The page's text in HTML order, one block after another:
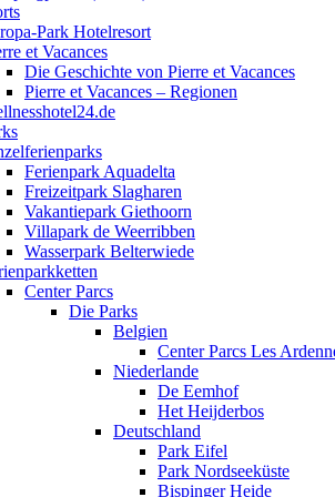
Park Hotelresort
et Vacances
Die Geschichte von Pierre et Vacances
Pierre et Vacances – Regionen
Ferienpark Aquadelta
Freizeitpark Slagharen
Vakantiepark Giethoorn
Villapark de Weerribben
Wasserpark Belterwiede
Center Parcs
Die Parks
Belgien
Center Parcs Les
Niederlande
De Eemhof
Het Heijderbos
Deutschland
Park Eifel
Park Nordseeküste
Bispinger Heide